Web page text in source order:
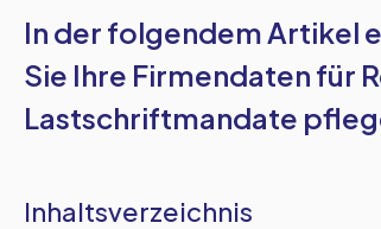
In der folgendem Artikel
Sie Ihre Firmendaten für
Lastschriftmandate
Inhaltsverzeichnis